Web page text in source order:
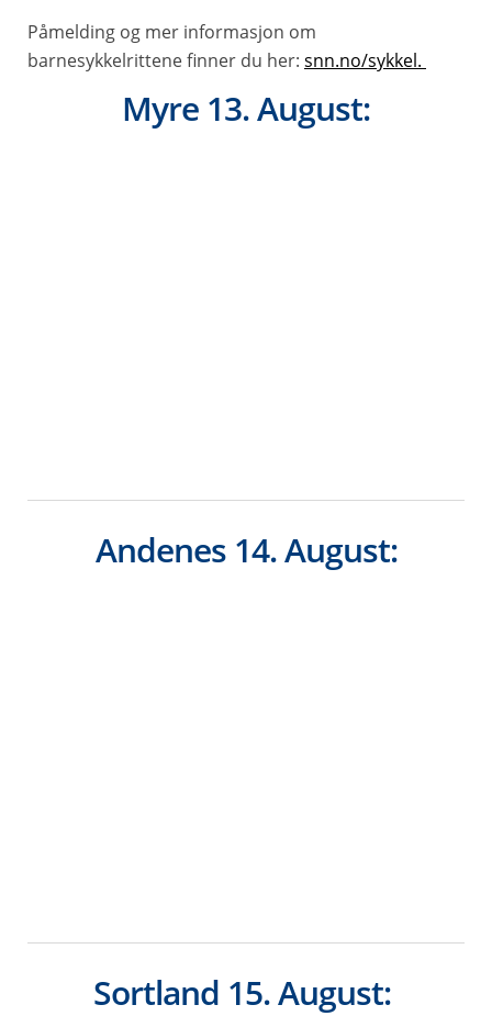
Påmelding og mer informasjon om
barnesykkelrittene finner du her: snn.no/sykkel.
Myre 13. August:
Andenes 14. August:
Sortland 15. August: